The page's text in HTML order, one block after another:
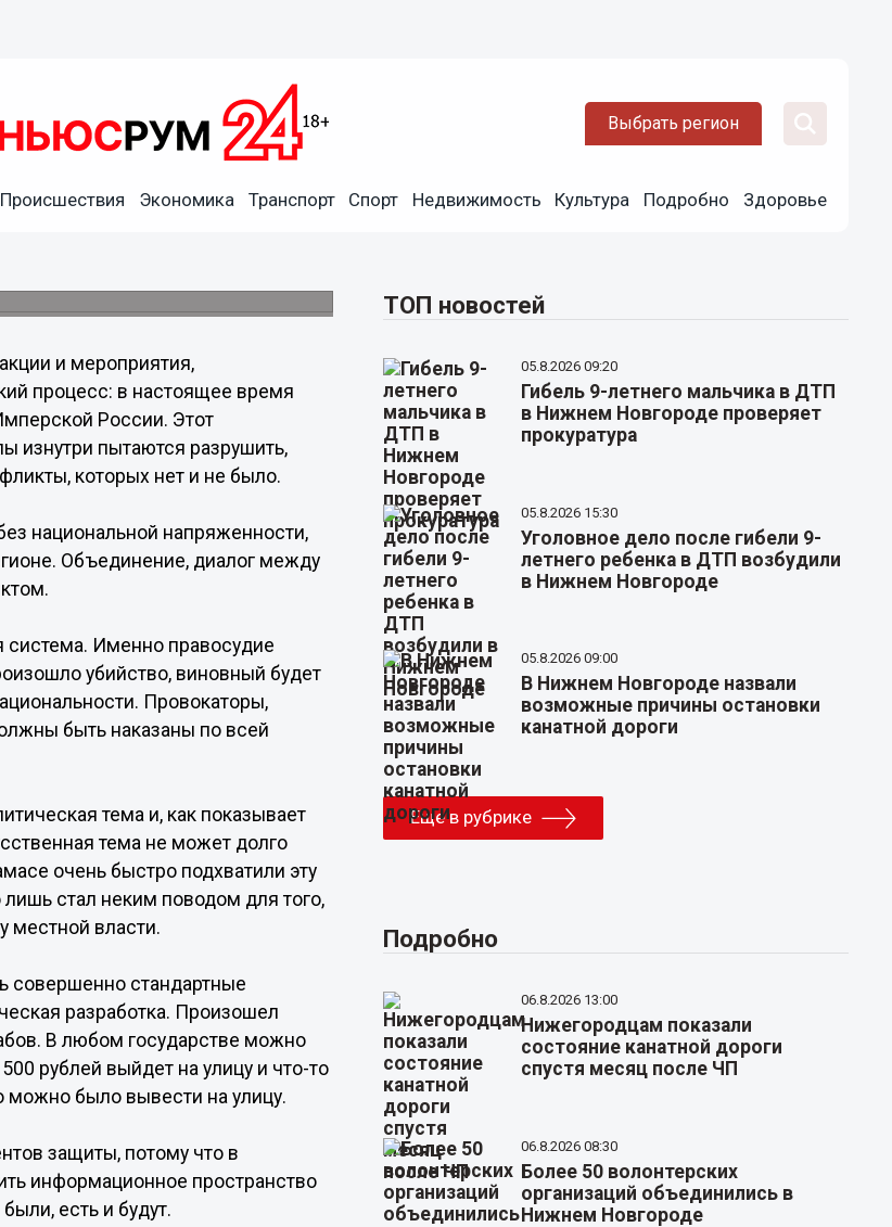
Выбрать регион
Происшествия Экономика Транспорт Спорт Недвижимость Культура Подробно Здоровье
в дестабилизации
и мероприятия,
процесс: в настоящее время
России. Этот
изнутри пытаются разрушить,
которых нет и не было.
национальной напряженности,
Объединение, диалог между
система. Именно правосудие
убийство, виновный будет
Провокаторы,
быть наказаны по всей
тема и, как показывает
тема не может долго
очень быстро подхватили эту
стал неким поводом для того,
местной власти.
совершенно стандартные
разработка. Произошел
В любом государстве можно
рублей выйдет на улицу и что-то
можно было вывести на улицу.
защиты, потому что в
информационное пространство
есть и будут.
ТОП новостей
05.8.2026 09:20
Гибель 9-летнего мальчика в ДТП
в Нижнем Новгороде проверяет
прокуратура
05.8.2026 15:30
Уголовное дело после гибели 9-
летнего ребенка в ДТП возбудили
в Нижнем Новгороде
05.8.2026 09:00
В Нижнем Новгороде назвали
возможные причины остановки
канатной дороги
Еще в рубрике
Подробно
06.8.2026 13:00
Нижегородцам показали
состояние канатной дороги
спустя месяц после ЧП
06.8.2026 08:30
Более 50 волонтерских
организаций объединились в
Нижнем Новгороде